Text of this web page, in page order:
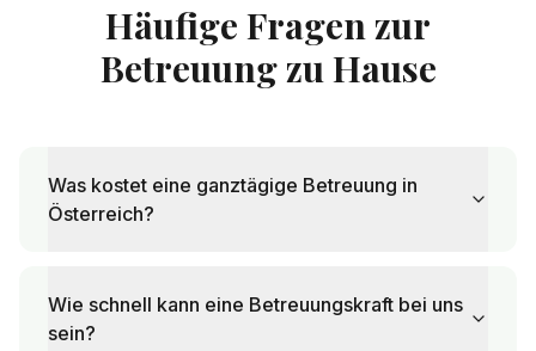
Häufige Fragen zur
Betreuung zu Hause
Was kostet eine ganztägige Betreuung in
Österreich?
Wie schnell kann eine Betreuungskraft bei uns
sein?